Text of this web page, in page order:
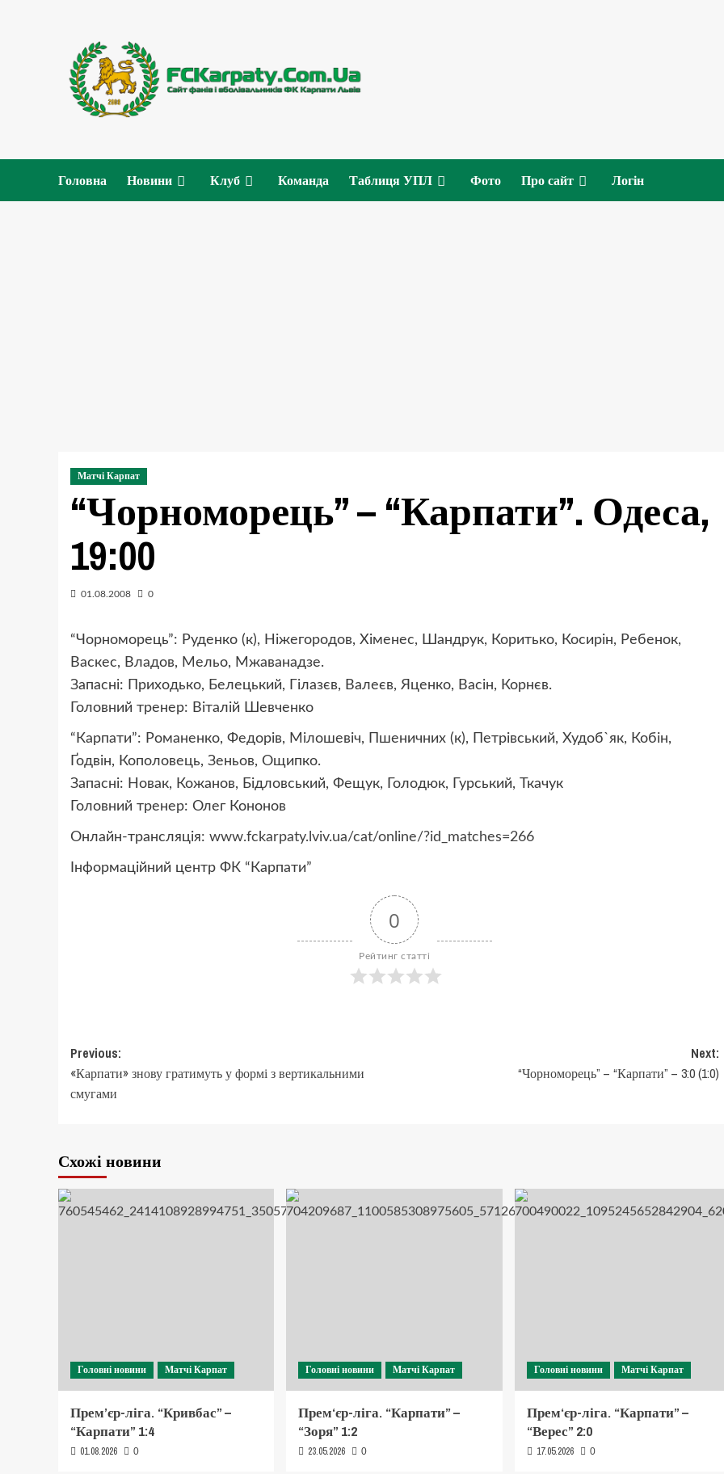
Головна Новини Клуб Команда Таблиця УПЛ Фото Про сайт Логін
Матчі Карпат
“Чорноморець” – “Карпати”. Одеса,
19:00
01.08.2008 0
“Чорноморець”: Руденко (к), Ніжегородов, Хіменес, Шандрук, Коритько, Косирін, Ребенок,
Васкес, Владов, Мельо, Мжаванадзе.
Запасні: Приходько, Белецький, Гілазєв, Валеєв, Яценко, Васін, Корнєв.
Головний тренер: Віталій Шевченко
“Карпати”: Романенко, Федорів, Мілошевіч, Пшеничних (к), Петрівський, Худоб`як, Кобін,
Ґодвін, Кополовець, Зеньов, Ощипко.
Запасні: Новак, Кожанов, Бідловський, Фещук, Голодюк, Гурський, Ткачук
Головний тренер: Олег Кононов
Онлайн-трансляція: www.fckarpaty.lviv.ua/cat/online/?id_matches=266
Інформаційний центр ФК “Карпати”
0
Рейтинг статті
Post
navigation
Previous:
«Карпати» знову гратимуть у формі з вертикальними
смугами
Next:
“Чорноморець” – “Карпати” – 3:0 (1:0)
Схожі новини
Головні новини Матчі Карпат
Прем’єр-ліга. “Кривбас” –
“Карпати” 1:4
01.08.2026 0
Головні новини Матчі Карпат
Прем‘єр-ліга. “Карпати” –
“Зоря” 1:2
23.05.2026 0
Головні новини Матчі Карпат
Прем‘єр-ліга. “Карпати” –
“Верес” 2:0
17.05.2026 0